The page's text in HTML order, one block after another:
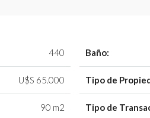
440
U$S 65.000
90 m2
Baño:
Tipo de
Tipo de